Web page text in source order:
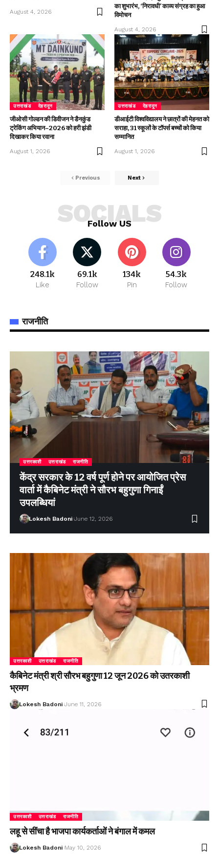
August 4, 2026
का शुभारंभ, ‘निरावधी’ काव्य संग्रह का हुआ
विमोचन
August 4, 2026
उत्तराखंड देहरादून
जीओसी गोल्डन की डिवीजन ने डैनकुंड
ट्रेकिंग अभियान–2026 को हरी झंडी
दिखाकर किया रवाना
August 1, 2026
उत्तराखंड देहरादून
डीआईटी विश्वविद्यालय ने छात्रों की मेहनत को
सराहा, 31 स्कूलों के टॉपर्स बच्चों को किया
सम्मानित
August 1, 2026
Previous Next
Follow US
SOCIALS
248.1k
Like
69.1k
Follow
134k
Pin
54.3k
Follow
राजनीति
उत्तरकाशी उत्तराखंड राजनीति
केंद्र सरकार के 12 वर्ष पूर्ण होने पर आयोजित प्रेस
वार्ता में कैबिनेट मंत्री ने सौरभ बहुगुणा गिनाईं
उपलब्धियां
Lokesh Badoni June 12, 2026
उत्तरकाशी उत्तराखंड राजनीति
कैबिनेट मंत्री श्री सौरभ बहुगुणा 12 जून 2026 को उतरकाशी
भ्रमण
Lokesh Badoni June 11, 2026
उत्तरकाशी उत्तराखंड राजनीति
लहू से सींचा है भाजपा कार्यकर्ताओं ने बंगाल में कमल
Lokesh Badoni May 10, 2026